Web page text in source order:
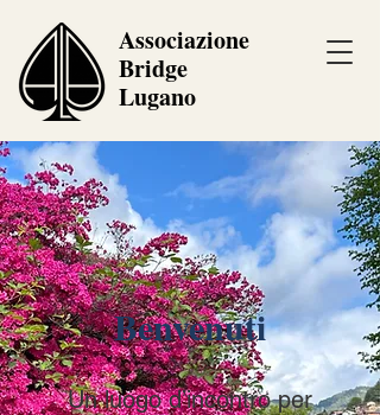
Associazione
Bridge
Lugano
Benvenuti
Un luogo d’incontro per